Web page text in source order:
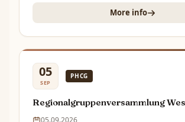
More info
05
SEP
PHCG
Regionalgruppenversammlung